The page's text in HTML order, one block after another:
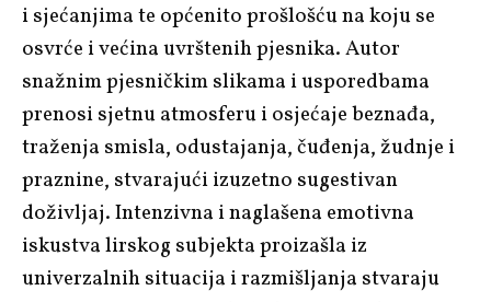
i sjećanjima te općenito prošlošću na koju se
osvrće i većina uvrštenih pjesnika. Autor
snažnim pjesničkim slikama i usporedbama
prenosi sjetnu atmosferu i osjećaje beznađa,
traženja smisla, odustajanja, čuđenja, žudnje i
praznine, stvarajući izuzetno sugestivan
doživljaj. Intenzivna i naglašena emotivna
iskustva lirskog subjekta proizašla iz
univerzalnih situacija i razmišljanja stvaraju